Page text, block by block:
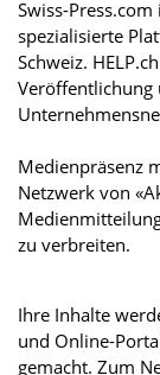
Swiss-
spezialisierte
Schweiz.
Veröffentlichung
Medienpräsenz
Netzwerk von
zu verbreiten.
Ihre Inhalte
und Online-
gemacht. Zum